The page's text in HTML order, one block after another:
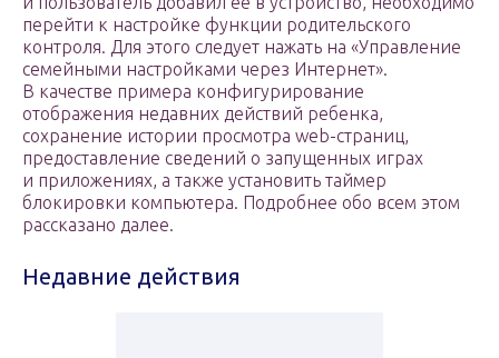
перейти к настройке функции родительского
контроля. Для этого следует нажать на «Управление
семейными настройками через Интернет».
В качестве примера конфигурирование
отображения недавних действий ребенка,
сохранение истории просмотра web-страниц,
предоставление сведений о запущенных играх
и приложениях, а также установить таймер
блокировки компьютера. Подробнее обо всем этом
рассказано далее.
Недавние действия